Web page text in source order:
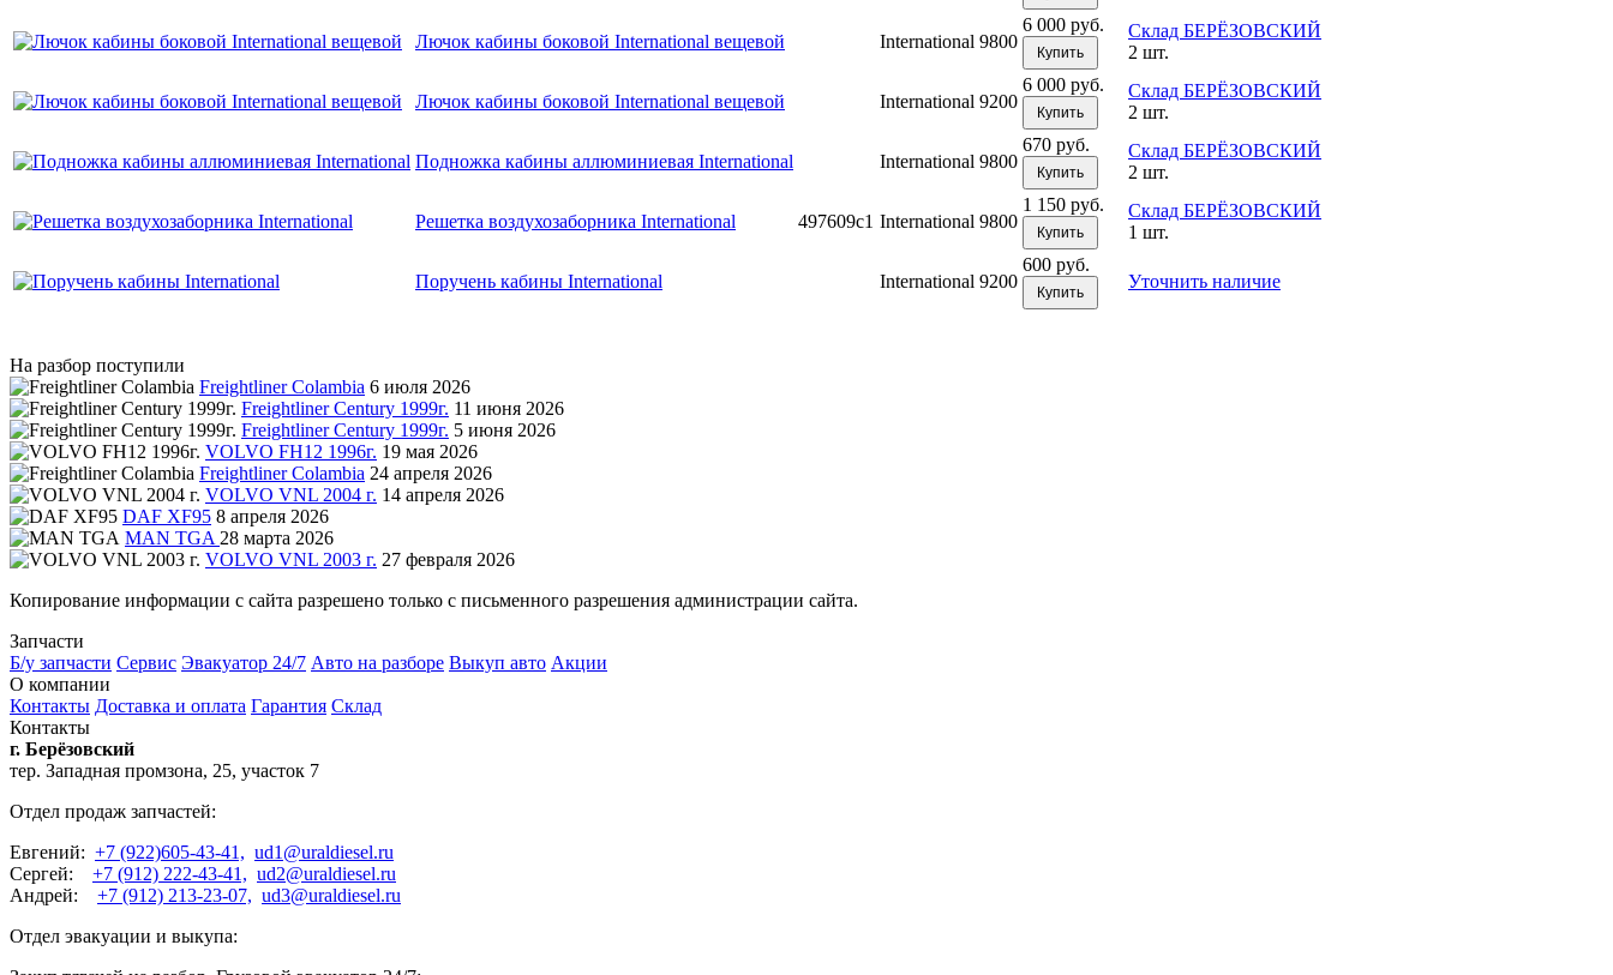
Лючок кабины боковой International вещевой International 9800
6 000 руб.
Купить
Склад БЕРЁЗОВСКИЙ
2 шт.
Лючок кабины боковой International вещевой International 9200
6 000 руб.
Купить
Склад БЕРЁЗОВСКИЙ
2 шт.
Подножка кабины аллюминиевая International International 9800
670 руб.
Купить
Склад БЕРЁЗОВСКИЙ
2 шт.
Решетка воздухозаборника International 497609с1 International 9800
1 150 руб.
Купить
Склад БЕРЁЗОВСКИЙ
1 шт.
Поручень кабины International International 9200
600 руб.
Купить
Уточнить наличие
На разбор поступили
Freightliner Colambia 6 июля 2026
Freightliner Century 1999г. 11 июня 2026
Freightliner Century 1999г. 5 июня 2026
VOLVO FH12 1996г. 19 мая 2026
Freightliner Colambia 24 апреля 2026
VOLVO VNL 2004 г. 14 апреля 2026
DAF XF95 8 апреля 2026
MAN TGA 28 марта 2026
VOLVO VNL 2003 г. 27 февраля 2026
Копирование информации с сайта разрешено только с письменного разрешения администрации сайта.
Запчасти
Б/у запчасти Сервис Эвакуатор 24/7 Авто на разборе Выкуп авто Акции
О компании
Контакты Доставка и оплата Гарантия Склад
Контакты
г. Берёзовский
тер. Западная промзона, 25, участок 7
Отдел продаж запчастей:
Евгений: +7 (922)605-43-41, ud1@uraldiesel.ru
Сергей: +7 (912) 222-43-41, ud2@uraldiesel.ru
Андрей: +7 (912) 213-23-07, ud3@uraldiesel.ru
Отдел эвакуации и выкупа: